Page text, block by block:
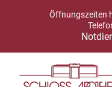
Öffnungszeiten